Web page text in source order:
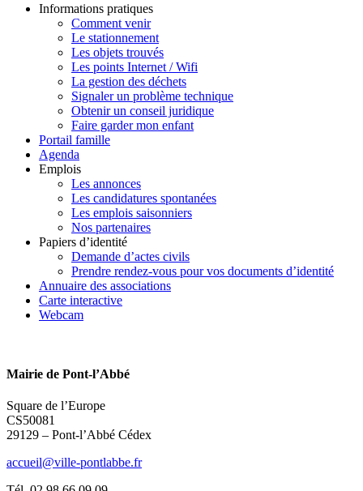
Informations pratiques
Comment venir
Le stationnement
Les objets trouvés
Les points Internet / Wifi
La gestion des déchets
Signaler un problème technique
Obtenir un conseil juridique
Faire garder mon enfant
Portail famille
Agenda
Emplois
Les annonces
Les candidatures spontanées
Les emplois saisonniers
Nos partenaires
Papiers d’identité
Demande d’actes civils
Prendre rendez-vous pour vos documents d’identité
Annuaire des associations
Carte interactive
Webcam
Mairie de Pont-l’Abbé
Square de l’Europe
CS50081
29129 – Pont-l’Abbé Cédex
accueil@ville-pontlabbe.fr